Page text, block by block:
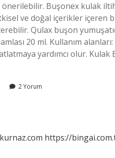
önerilebilir. Buşonex kulak
ve doğal içerikler içeren
Qulax buşon
20 ml. Kullanım
yardımcı olur.
2 Yorum
https://